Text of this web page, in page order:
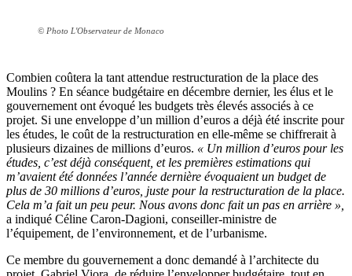
© Photo L'Observateur de Monaco
Combien coûtera la tant attendue restructuration de la place des
Moulins ? En séance budgétaire en décembre dernier, les élus et le
gouvernement ont évoqué les budgets très élevés associés à ce
projet. Si une enveloppe d’un million d’euros a déjà été inscrite pour
les études, le coût de la restructuration en elle-même se chiffrerait à
plusieurs dizaines de millions d’euros. « Un million d’euros pour les
études, c’est déjà conséquent, et les premières estimations qui
m’avaient été données l’année dernière évoquaient un budget de
plus de 30 millions d’euros, juste pour la restructuration de la place.
Cela m’a fait un peu peur. Nous avons donc fait un pas en arrière »,
a indiqué Céline Caron-Dagioni, conseiller-ministre de
l’équipement, de l’environnement, et de l’urbanisme.
Ce membre du gouvernement a donc demandé à l’architecte du